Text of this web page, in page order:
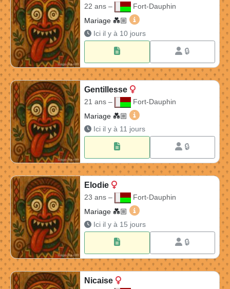
22 ans –
Fort-Dauphin
Mariage 💑🏼​
Vanessa 22 ans à Fort-
Ici il y à 10 jours
🔒
Gentillesse
21 ans –
Fort-Dauphin
Mariage 💑🏼​
Gentillesse 21 ans à Fort-
Ici il y à 11 jours
🔒
Elodie
23 ans –
Fort-Dauphin
Mariage 💑🏼​
Elodie 23 ans à Fort-
Ici il y à 15 jours
🔒
Nicaise